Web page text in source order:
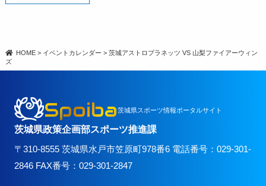
HOME > イベントカレンダー >茨城アストロプラネッツ VS 山梨ファイアーウィン
ズ
Spoiba茨城県スポーツ情報ポータルサイト
茨城県政策企画部スポーツ推進課
〒310-8555 茨城県水戸市笠原町978番6 電話番号：029-301-
2846 FAX番号：029-301-2847